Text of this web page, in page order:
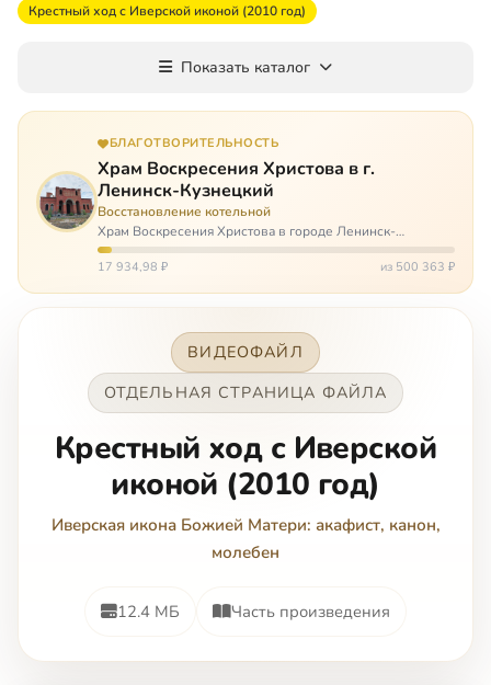
Крестный ход с Иверской иконой (2010 год)
Показать каталог
БЛАГОТВОРИТЕЛЬНОСТЬ
Храм Воскресения Христова в г.
Ленинск-Кузнецкий
Восстановление котельной
Храм Воскресения Христова в городе Ленинск-
Кузнецкий в Кемеровской области – совсем новый, он
открылся всего 20 назад. И сейчас храм может вообще
17 934,98 ₽ из 500 363 ₽
ВИДЕОФАЙЛ
ОТДЕЛЬНАЯ СТРАНИЦА ФАЙЛА
Крестный ход с Иверской
иконой (2010 год)
Иверская икона Божией Матери: акафист, канон,
молебен
12.4 МБ Часть произведения